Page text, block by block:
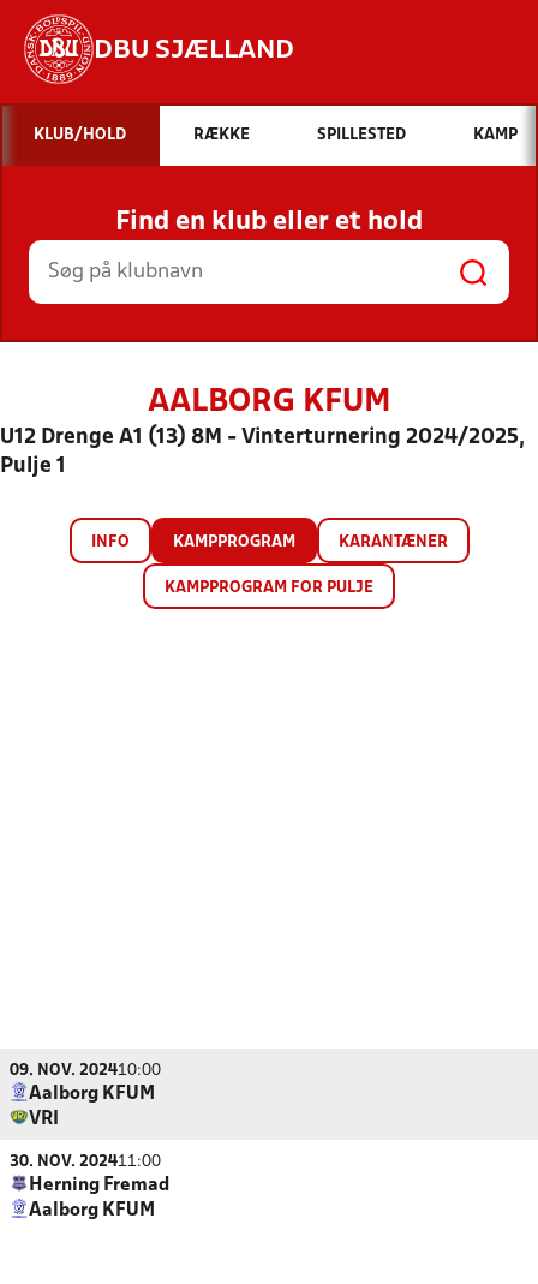
DBU SJÆLLAND
Hvad vil du søge efter?
INDHOLD OG NYHEDER
STILLINGER, RESULTATER, KLUBBER OG
HOLD
KLUB/HOLD RÆKKE SPILLESTED KAMP
Find en klub eller et hold
AALBORG KFUM
U12 Drenge A1 (13) 8M - Vinterturnering 2024/2025,
Pulje 1
INFO KAMPPROGRAM KARANTÆNER
KAMPPROGRAM FOR PULJE
09. NOV. 202410:00
Aalborg KFUM
VRI
30. NOV. 202411:00
Herning Fremad
Aalborg KFUM